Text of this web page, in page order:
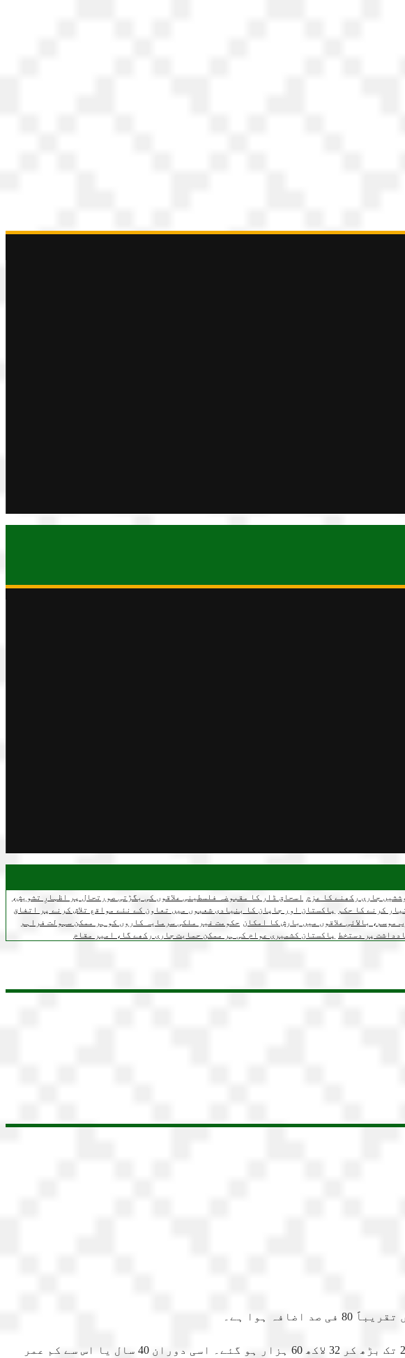
جاری رکھنے کا عزم اسحاق ڈار کا مقبوضہ فلسطینی علاقوں کی بگڑتی صورتحال پر اظہارِ تشویش،
کرنے کا حکم
پاکستان اور جاپان کا بنیادی شعبوں میں تعاون کے نئے مواقع تلاش کرنے پر اتفاق
موسم، بالائی علاقوں میں بارش کا امکان حکومت غیر ملکی سرمایہ کاروں کو ہر ممکن سہولت فراہم
پر دستخط پاکستان کشمیری عوام کی ہر ممکن حمایت جاری رکھے گا، امیر مقام
ہوا ہے۔
1990 میں دنیا بھر میں ابتدائی عمر کے کینسر کے 18 لاکھ 20 ہزار کیسز ریکارڈ ہوئے تھے، جو 2019 تک بڑھ کر 32 لاکھ 60 ہزار ہو گئے۔ اسی دوران 40 سال یا اس سے کم عمر